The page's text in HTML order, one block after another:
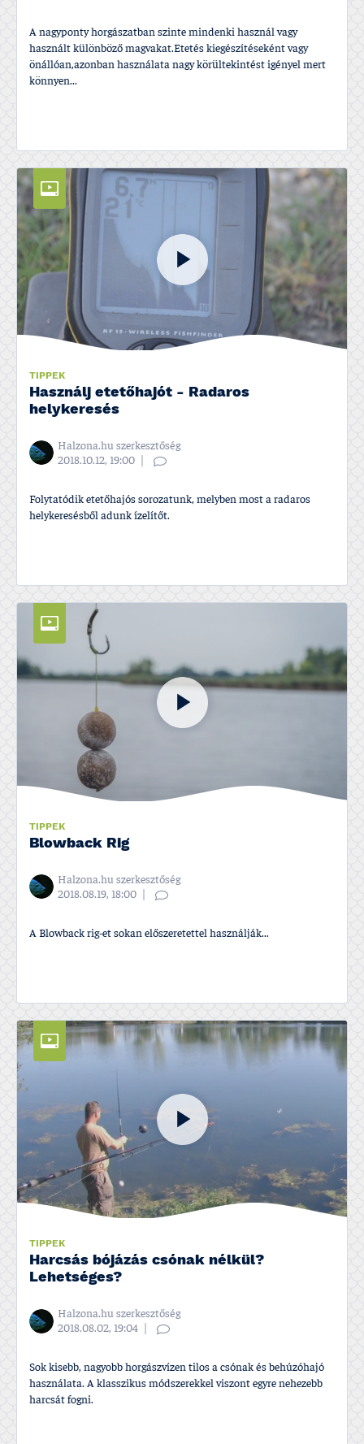
A nagyponty horgászatban szinte mindenki használ vagy
használt különböző magvakat.Etetés kiegészítéseként vagy
önállóan,azonban használata nagy körültekintést igényel mert
könnyen...
TIPPEK
Használj etetőhajót - Radaros
helykeresés
Halzona.hu szerkesztőség
2018.10.12, 19:00
Folytatódik etetőhajós sorozatunk, melyben most a radaros
helykeresésből adunk í­zelí­tőt.
TIPPEK
Blowback Rig
Halzona.hu szerkesztőség
2018.08.19, 18:00
A Blowback rig-et sokan előszeretettel használják...
TIPPEK
Harcsás bójázás csónak nélkül?
Lehetséges?
Halzona.hu szerkesztőség
2018.08.02, 19:04
Sok kisebb, nagyobb horgászví­zen tilos a csónak és behúzóhajó
használata. A klasszikus módszerekkel viszont egyre nehezebb
harcsát fogni.